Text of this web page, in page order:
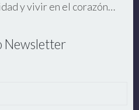
y vivir en el corazón…
Newsletter